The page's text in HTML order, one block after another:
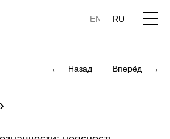
EN RU
неясность
взгляд с разных